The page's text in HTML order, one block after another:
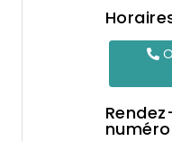
numéro